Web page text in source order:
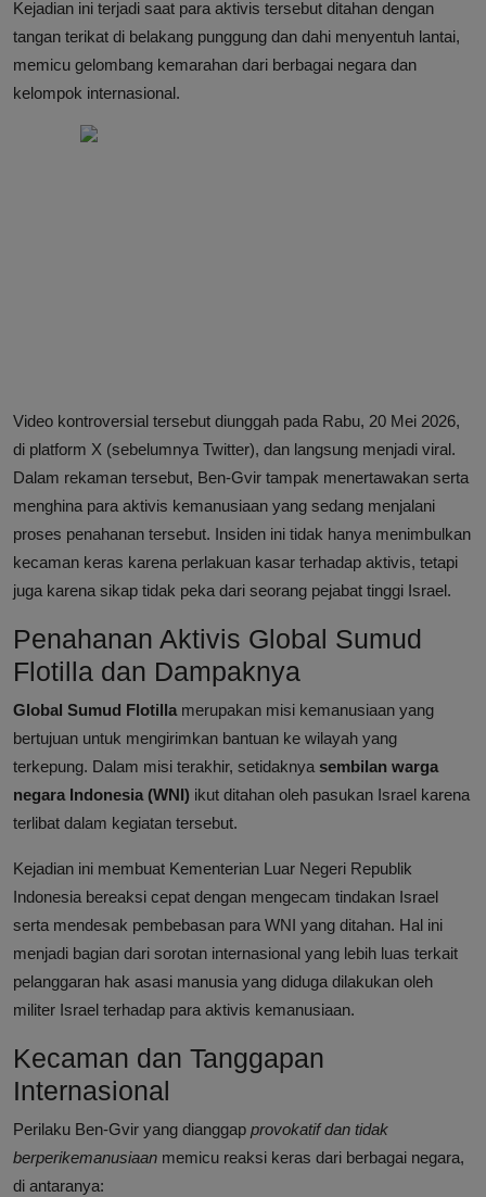
Kejadian ini terjadi saat para aktivis tersebut ditahan dengan
tangan terikat di belakang punggung dan dahi menyentuh lantai,
memicu gelombang kemarahan dari berbagai negara dan
kelompok internasional.
Video kontroversial tersebut diunggah pada Rabu, 20 Mei 2026,
di platform X (sebelumnya Twitter), dan langsung menjadi viral.
Dalam rekaman tersebut, Ben-Gvir tampak menertawakan serta
menghina para aktivis kemanusiaan yang sedang menjalani
proses penahanan tersebut. Insiden ini tidak hanya menimbulkan
kecaman keras karena perlakuan kasar terhadap aktivis, tetapi
juga karena sikap tidak peka dari seorang pejabat tinggi Israel.
Penahanan Aktivis Global Sumud
Flotilla dan Dampaknya
Global Sumud Flotilla merupakan misi kemanusiaan yang
bertujuan untuk mengirimkan bantuan ke wilayah yang
terkepung. Dalam misi terakhir, setidaknya sembilan warga
negara Indonesia (WNI) ikut ditahan oleh pasukan Israel karena
terlibat dalam kegiatan tersebut.
Kejadian ini membuat Kementerian Luar Negeri Republik
Indonesia bereaksi cepat dengan mengecam tindakan Israel
serta mendesak pembebasan para WNI yang ditahan. Hal ini
menjadi bagian dari sorotan internasional yang lebih luas terkait
pelanggaran hak asasi manusia yang diduga dilakukan oleh
militer Israel terhadap para aktivis kemanusiaan.
Kecaman dan Tanggapan
Internasional
Perilaku Ben-Gvir yang dianggap provokatif dan tidak
berperikemanusiaan memicu reaksi keras dari berbagai negara,
di antaranya: